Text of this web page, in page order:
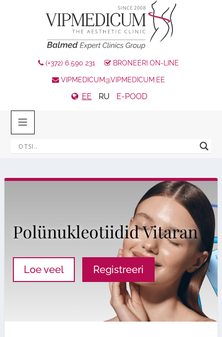
(+372) 6 590 231 BRONEERI ON-LINE
VIPMEDICUM@VIPMEDICUM.EE
EE RU E-POOD
Polünukleotiidid Vitaran
Loe veel Registreeri